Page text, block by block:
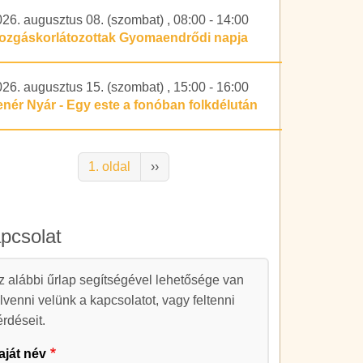
augusztus 08. (szombat) ,08:00 - 14:00
Gyomaendrődi napja
augusztus 15. (szombat) , 15:00 - 16:00
Nyár - Egy este a fonóban folkdélután
1. oldal
Következő oldal
››
alábbi űrlap segítségével lehetősége van
velünk a kapcsolatot, vagy feltenni
név